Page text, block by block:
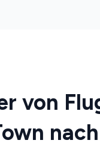
von
nach